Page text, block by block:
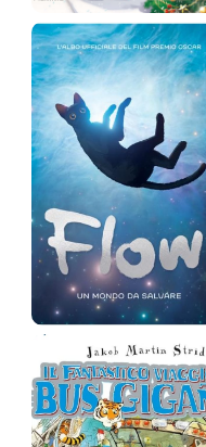
Canto di Natale
/ [liber…
Geronimo Stilton
Prezzo:18,5 €
Flow. Un mondo
da salvare
Gints Zilbalodis